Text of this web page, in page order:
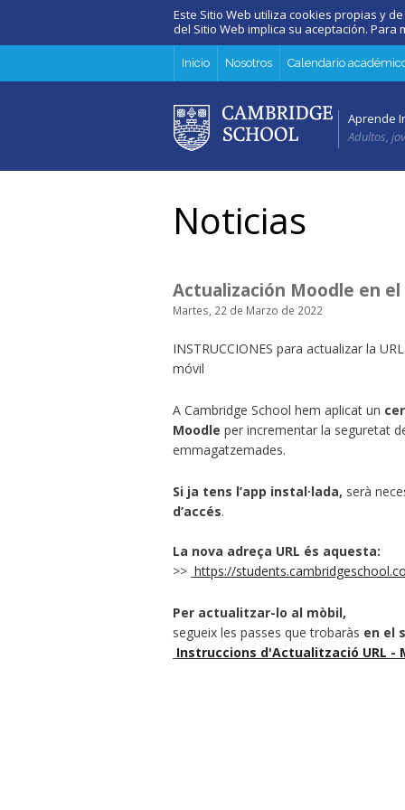
Este Sitio Web utiliza cookies propias y
del Sitio Web implica su aceptación.
Inicio Nosotros Calendario
Aprende
Adultos,
Noticias
Actualización Moodle en
Martes, 22 de Marzo de 2022
INSTRUCCIONES para actualizar la
móvil
A Cambridge School hem aplicat un
Moodle per incrementar la seguretat
emmagatzemades.
Si ja tens l’app instal·lada, serà
d’accés.
La nova adreça URL és aquesta:
>> https://
Per actualitzar-lo al mòbil,
segueix les passes que trobaràs en el
Instruccions d'Actualització URL -